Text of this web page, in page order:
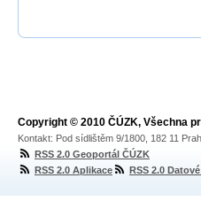
Copyright © 2010 ČÚZK, Všechna
Kontakt: Pod sídlištěm 9/1800, 182 11
RSS 2.0 Geoportál ČÚZK
RSS 2.0 Aplikace
RSS 2.0